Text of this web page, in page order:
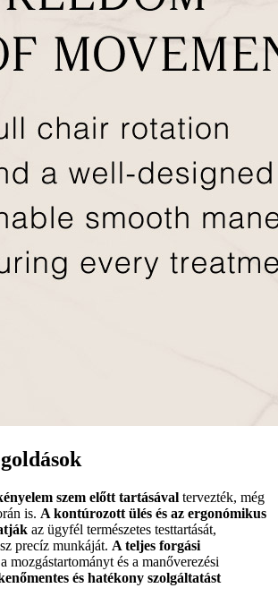
szem előtt tartásával tervezték, még
is. A kontúrozott ülés és az ergonómikus
az ügyfél természetes testtartását,
precíz munkáját. A teljes forgási
mozgástartományt és a manőverezési
és hatékony szolgáltatást